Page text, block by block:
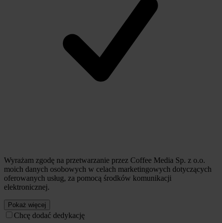
Wyrażam zgodę na przetwarzanie przez Coffee Media Sp. z o.o.
moich danych osobowych w celach marketingowych dotyczących
oferowanych usług, za pomocą środków komunikacji
elektronicznej.
Pokaż więcej
Chcę dodać dedykację